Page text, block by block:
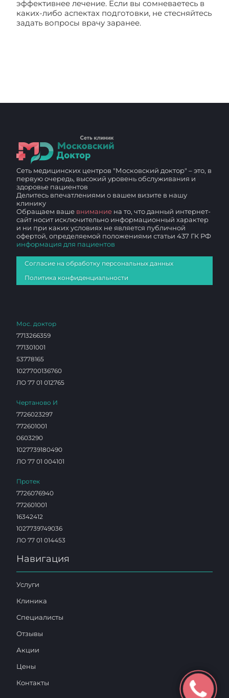
эффективнее лечение. Если вы сомневаетесь в
каких-либо аспектах подготовки, не стесняйтесь
задать вопросы врачу заранее.
Сеть медицинских центров "Московский доктор" – это, в
первую очередь, высокий уровень обслуживания и
здоровье пациентов
Делитесь впечатлениями о вашем визите в нашу
клинику
Обращаем ваше внимание на то, что данный интернет-
сайт носит исключительно информационный характер
и ни при каких условиях не является публичной
офертой, определяемой положениями статьи 437 ГК РФ
информация для пациентов
Согласие на обработку персональных данных
Политика конфиденциальности
Мос. доктор
7713266359
771301001
53778165
1027700136760
ЛО 77 01 012765
Чертаново И
7726023297
772601001
0603290
1027739180490
ЛО 77 01 004101
Протек
7726076940
772601001
16342412
1027739749036
ЛО 77 01 014453
Навигация
Услуги
Клиника
Специалисты
Отзывы
Акции
Цены
Контакты